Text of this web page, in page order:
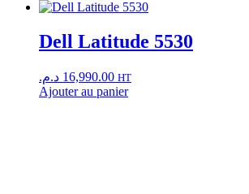
Dell Latitude 5530
16,990.00 د.م. HT
Ajouter au panier